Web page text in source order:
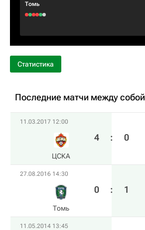
Томь
Статистика
Последние матчи между собой
11.03.2017 12:00
ЦСКА
4 : 0
27.08.2016 14:30
Томь
0 : 1
11.05.2014 13:45